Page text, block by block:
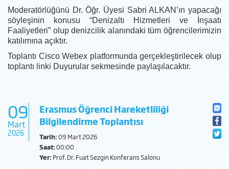
Moderatörlüğünü Dr. Öğr. Üyesi Sabri ALKAN’ın yapacağı
söyleşinin konusu “Denizaltı Hizmetleri ve İnşaatı
Faaliyetleri” olup denizcilik alanındaki tüm öğrencilerimizin
katılımına açıktır.
Toplantı Cisco Webex platformunda gerçekleştirilecek olup
toplantı linki Duyurular sekmesinde paylaşılacaktır.
09
Mart
2026
Erasmus Öğrenci Hareketliliği
Bilgilendirme Toplantısı
Tarih:09 Mart 2026
Saat:00:00
Yer: Prof. Dr. Fuat Sezgin Konferans Salonu